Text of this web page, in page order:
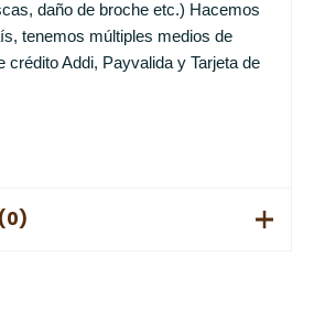
daño de broche etc.) Hacemos
tenemos múltiples medios de
crédito Addi, Payvalida y Tarjeta de